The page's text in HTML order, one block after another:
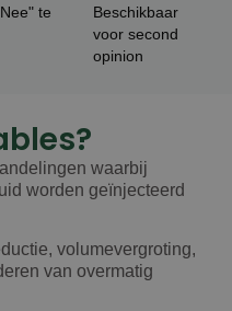
te
Beschikbaar
voor second
opinion
waarbij
worden geïnjecteerd
volumevergroting,
van overmatig